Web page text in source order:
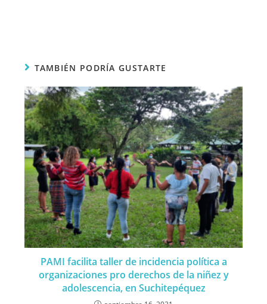
TAMBIÉN PODRÍA GUSTARTE
PAMI facilita taller de incidencia política a
organizaciones pro derechos de la niñez y
adolescencia, en Suchitepéquez